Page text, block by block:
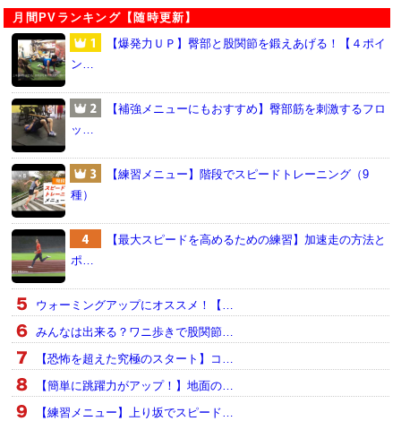
月間PVランキング【随時更新】
【爆発力ＵＰ】臀部と股関節を鍛えあげる！【４ポイ
ン…
【補強メニューにもおすすめ】臀部筋を刺激するフロ
ッ…
【練習メニュー】階段でスピードトレーニング（9
種）
【最大スピードを高めるための練習】加速走の方法と
ポ…
ウォーミングアップにオススメ！【…
みんなは出来る？ワニ歩きで股関節…
【恐怖を超えた究極のスタート】コ…
【簡単に跳躍力がアップ！】地面の…
【練習メニュー】上り坂でスピード…